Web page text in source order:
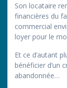
Son locataire
financières du
commercial
loyer pour le
Et ce d’autant
bénéficier d’un
abandonnée…